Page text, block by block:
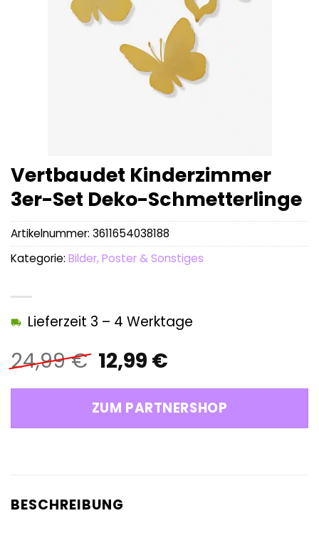
Vertbaudet Kinderzimmer
3er-Set Deko-Schmetterlinge
24,99€ Ursprünglicher
Preis
war:
24,99 €
12,99 €Aktueller
ist:
12,99 €.
Lieferzeit 3 – 4 Werktage
ZUM PARTNERSHOP
Artikelnummer: 3611654038188
Kategorie: Bilder, Poster & Sonstiges
BESCHREIBUNG